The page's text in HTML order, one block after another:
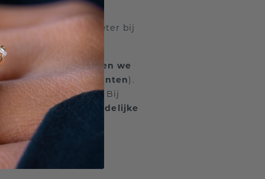
grown diamant
beter bij
hebben,breiden we
natuurlijke diamanten).
dat hoeft ook niet. Bij
specificaties
duidelijke